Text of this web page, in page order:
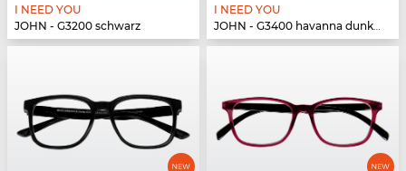
I NEED YOU
JOHN - G3200 schwarz
I NEED YOU
JOHN - G3400 havanna dunkel